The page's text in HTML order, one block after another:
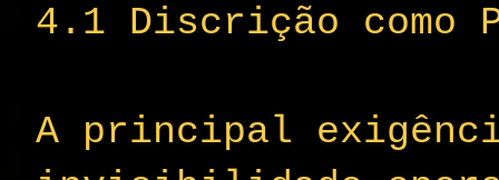
4.1 Discrição como
A principal